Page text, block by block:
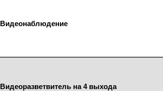
Видеонаблюдение
Видеоразветвитель на 4 выхода